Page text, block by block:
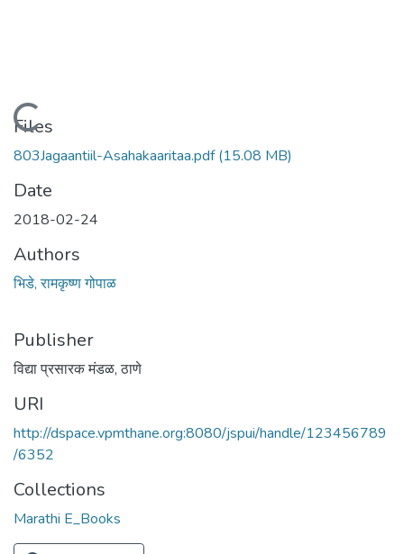
Loading...
Files
803Jagaantiil-Asahakaaritaa.pdf(15.08 MB)
Date
2018-02-24
Authors
भिडे, रामकृष्ण गोपाळ
Publisher
विद्या प्रसारक मंडळ, ठाणे
URI
http://dspace.vpmthane.org:8080/jspui/handle/123456789
/6352
Collections
Marathi E_Books